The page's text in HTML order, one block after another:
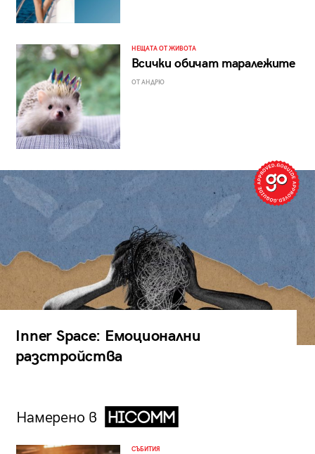
НЕЩАТА ОТ ЖИВОТА
Всички обичат таралежите
ОТ АНДРЮ
Inner Space: Емоционални
разстройства
Намерено в
СЪБИТИЯ